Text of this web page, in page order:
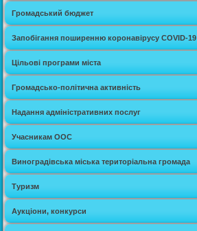
Громадський бюджет
Запобігання поширенню коронавірусу COVID-19
Цільові програми міста
Громадсько-політична активність
Надання адміністративних послуг
Учасникам ООС
Виноградівська міська територіальна громада
Туризм
Аукціони, конкурси